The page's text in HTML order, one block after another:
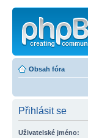
Obsah fóra
Přihlásit se
Uživatelské jméno: